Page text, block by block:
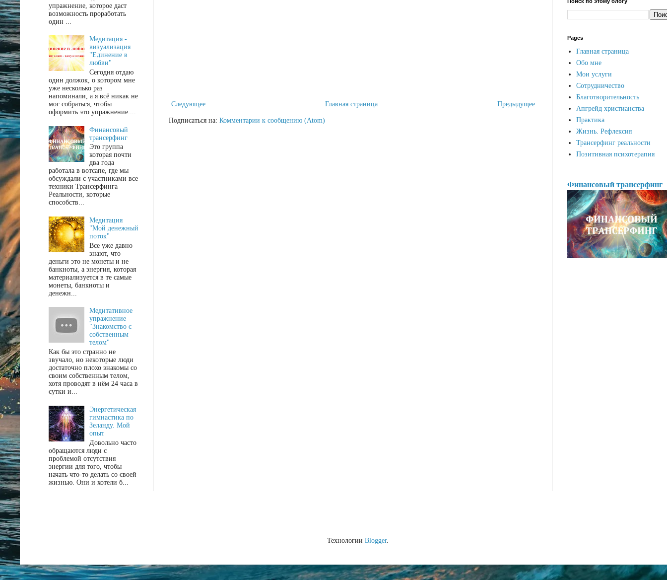
Следующее Предыдущее
Главная страница
Подписаться на: Комментарии к сообщению (Atom)
упражнение, которое даст
возможность проработать
один ...
Медитация -
визуализация
"Единение в
любви"
Сегодня отдаю
один должок, о котором мне
уже несколько раз
напоминали, а я всё никак не
мог собраться, чтобы
оформить это упражнение....
Финансовый
трансерфинг
Это группа
которая почти
два года
работала в вотсапе, где мы
обсуждали с участниками все
техники Трансерфинга
Реальности, которые
способств...
Медитация
"Мой денежный
поток"
Все уже давно
знают, что
деньги это не монеты и не
банкноты, а энергия, которая
материализуется в те самые
монеты, банкноты и
денежн...
Медитативное
упражнение
"Знакомство с
собственным
телом"
Как бы это странно не
звучало, но некоторые люди
достаточно плохо знакомы со
своим собственным телом,
хотя проводят в нём 24 часа в
сутки и...
Энергетическая
гимнастика по
Зеланду. Мой
опыт
Довольно часто
обращаются люди с
проблемой отсутствия
энергии для того, чтобы
начать что-то делать со своей
жизнью. Они и хотели б...
Pages
Главная страница
Обо мне
Мои услуги
Сотрудничество
Благотворительность
Апгрейд христианства
Практика
Жизнь. Рефлексия
Трансерфинг реальности
Позитивная психотерапия
Финансовый трансерфинг
Технологии Blogger.